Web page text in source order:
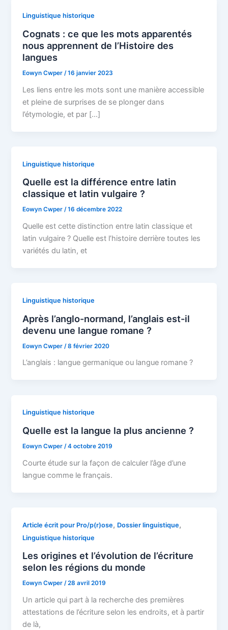
Linguistique historique
Cognats : ce que les mots apparentés
nous apprennent de l’Histoire des
langues
Eowyn Cwper/16 janvier 2023
Les liens entre les mots sont une manière accessible
et pleine de surprises de se plonger dans
l’étymologie, et par […]
Linguistique historique
Quelle est la différence entre latin
classique et latin vulgaire ?
Eowyn Cwper/16 décembre 2022
Quelle est cette distinction entre latin classique et
latin vulgaire ? Quelle est l’histoire derrière toutes les
variétés du latin, et
Linguistique historique
Après l’anglo-normand, l’anglais est-il
devenu une langue romane ?
Eowyn Cwper /8 février 2020
L’anglais : langue germanique ou langue romane ?
Linguistique historique
Quelle est la langue la plus ancienne ?
Eowyn Cwper/4 octobre 2019
Courte étude sur la façon de calculer l’âge d’une
langue comme le français.
Article écrit pour Pro/p(r)ose, Dossier linguistique,
Linguistique historique
Les origines et l’évolution de l’écriture
selon les régions du monde
Eowyn Cwper/28 avril 2019
Un article qui part à la recherche des premières
attestations de l’écriture selon les endroits, et à partir
de là,